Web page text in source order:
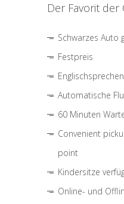
Der Favorit
Schwarzes Auto
Festpreis
Automatische
60 Minuten
Convenient
point
Kindersitze
Online- und